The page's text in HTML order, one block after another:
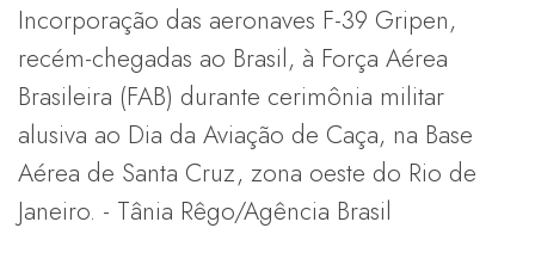
Incorporação das aeronaves F-39 Gripen,
recém-chegadas ao Brasil, à Força Aérea
Brasileira (FAB) durante cerimônia militar
alusiva ao Dia da Aviação de Caça, na Base
Aérea de Santa Cruz, zona oeste do Rio de
Janeiro. - Tânia Rêgo/Agência Brasil